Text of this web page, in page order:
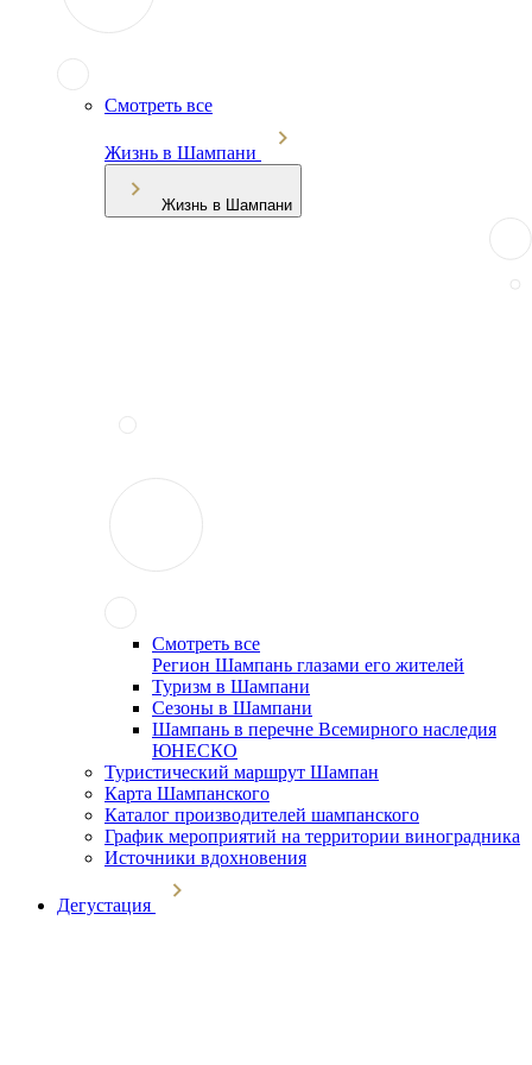
Смотреть все
Жизнь в Шампани
Жизнь в Шампани
Смотреть все
Регион Шампань глазами его жителей
Туризм в Шампани
Сезоны в Шампани
Шампань в перечне Всемирного наследия
ЮНЕСКО
Туристический маршрут Шампан
Карта Шампанского
Каталог производителей шампанского
График мероприятий на территории виноградника
Источники вдохновения
Дегустация